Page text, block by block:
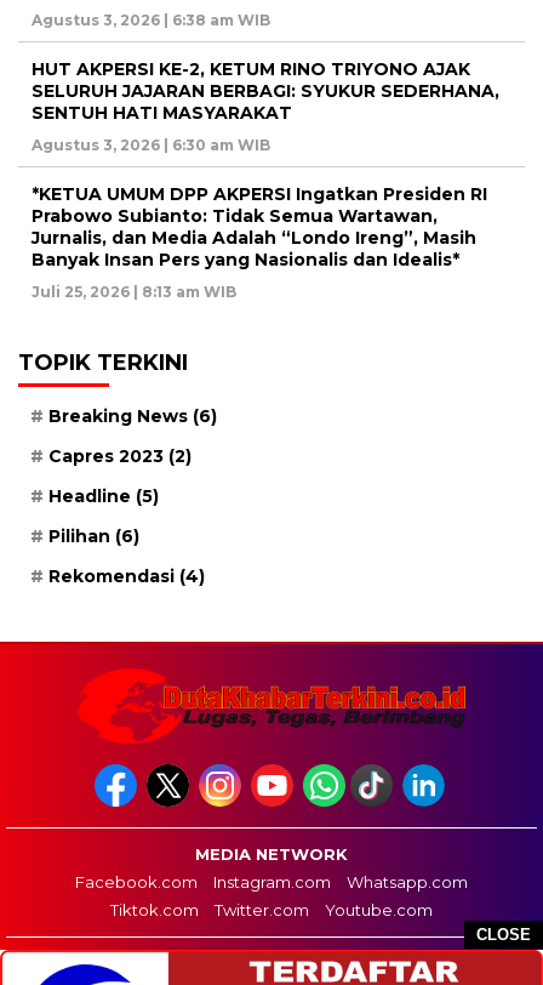
CLOSE
Agustus 3, 2026 | 6:38 am WIB
HUT AKPERSI KE-2, KETUM RINO TRIYONO AJAK
SELURUH JAJARAN BERBAGI: SYUKUR SEDERHANA,
SENTUH HATI MASYARAKAT
Agustus 3, 2026 | 6:30 am WIB
*KETUA UMUM DPP AKPERSI Ingatkan Presiden RI
Prabowo Subianto: Tidak Semua Wartawan,
Jurnalis, dan Media Adalah “Londo Ireng”, Masih
Banyak Insan Pers yang Nasionalis dan Idealis*
Juli 25, 2026 | 8:13 am WIB
TOPIK TERKINI
Breaking News (6)
Capres 2023 (2)
Headline (5)
Pilihan (6)
Rekomendasi (4)
MEDIA NETWORK
Facebook.com
Instagram.com
Whatsapp.com
Tiktok.com
Twitter.com Youtube.com
HOME PEDOMAN MEDIA SIBER